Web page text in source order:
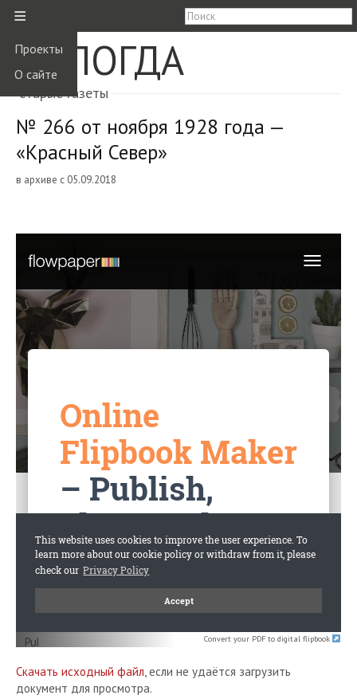
≡
Проекты
О сайте
ВОЛОГДА
старые газеты
№ 266 от ноября 1928 года —
«Красный Север»
в архиве с 05.09.2018
Convert your PDF to digital flipbook
Скачать исходный файл, если не удаётся загрузить
документ для просмотра.